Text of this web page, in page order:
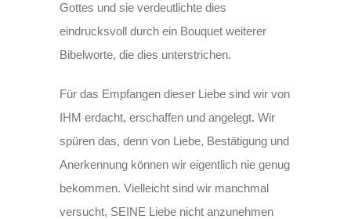
Gottes und sie verdeutlichte dies
eindrucksvoll durch ein Bouquet weiterer
Bibelworte, die dies unterstrichen.
Für das Empfangen dieser Liebe sind wir von
IHM erdacht, erschaffen und angelegt. Wir
spüren das, denn von Liebe, Bestätigung und
Anerkennung können wir eigentlich nie genug
bekommen. Vielleicht sind wir manchmal
versucht, SEINE Liebe nicht anzunehmen